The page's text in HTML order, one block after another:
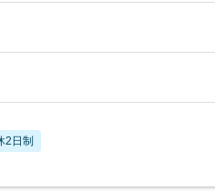
2日制